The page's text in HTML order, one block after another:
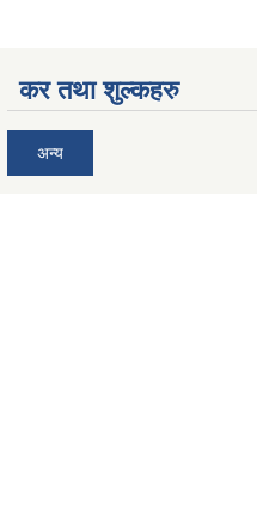
कर तथा शुल्कहरु
अन्य